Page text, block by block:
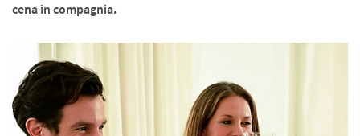
cena in compagnia.